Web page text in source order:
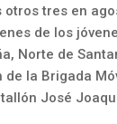
otros tres en
de los
Norte de
la Brigada
José